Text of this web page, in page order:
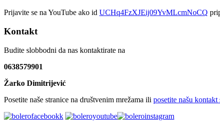
Prijavite se na YouTube ako id UCHq4FzXJEij09YvMLcmNoCQ
Kontakt
Budite slobbodni da nas kontaktirate na
0638579901
Žarko Dimitrijević
Posetite naše stranice na društvenim mrežama ili posetite našu